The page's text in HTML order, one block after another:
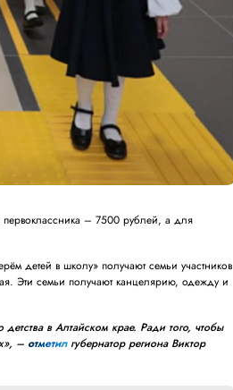
первоклассника – 7500 рублей, а для
детей в школу» получают семьи участников
Эти семьи получают канцелярию, одежду и
в Алтайском крае. Ради того, чтобы
– отметил губернатор региона Виктор